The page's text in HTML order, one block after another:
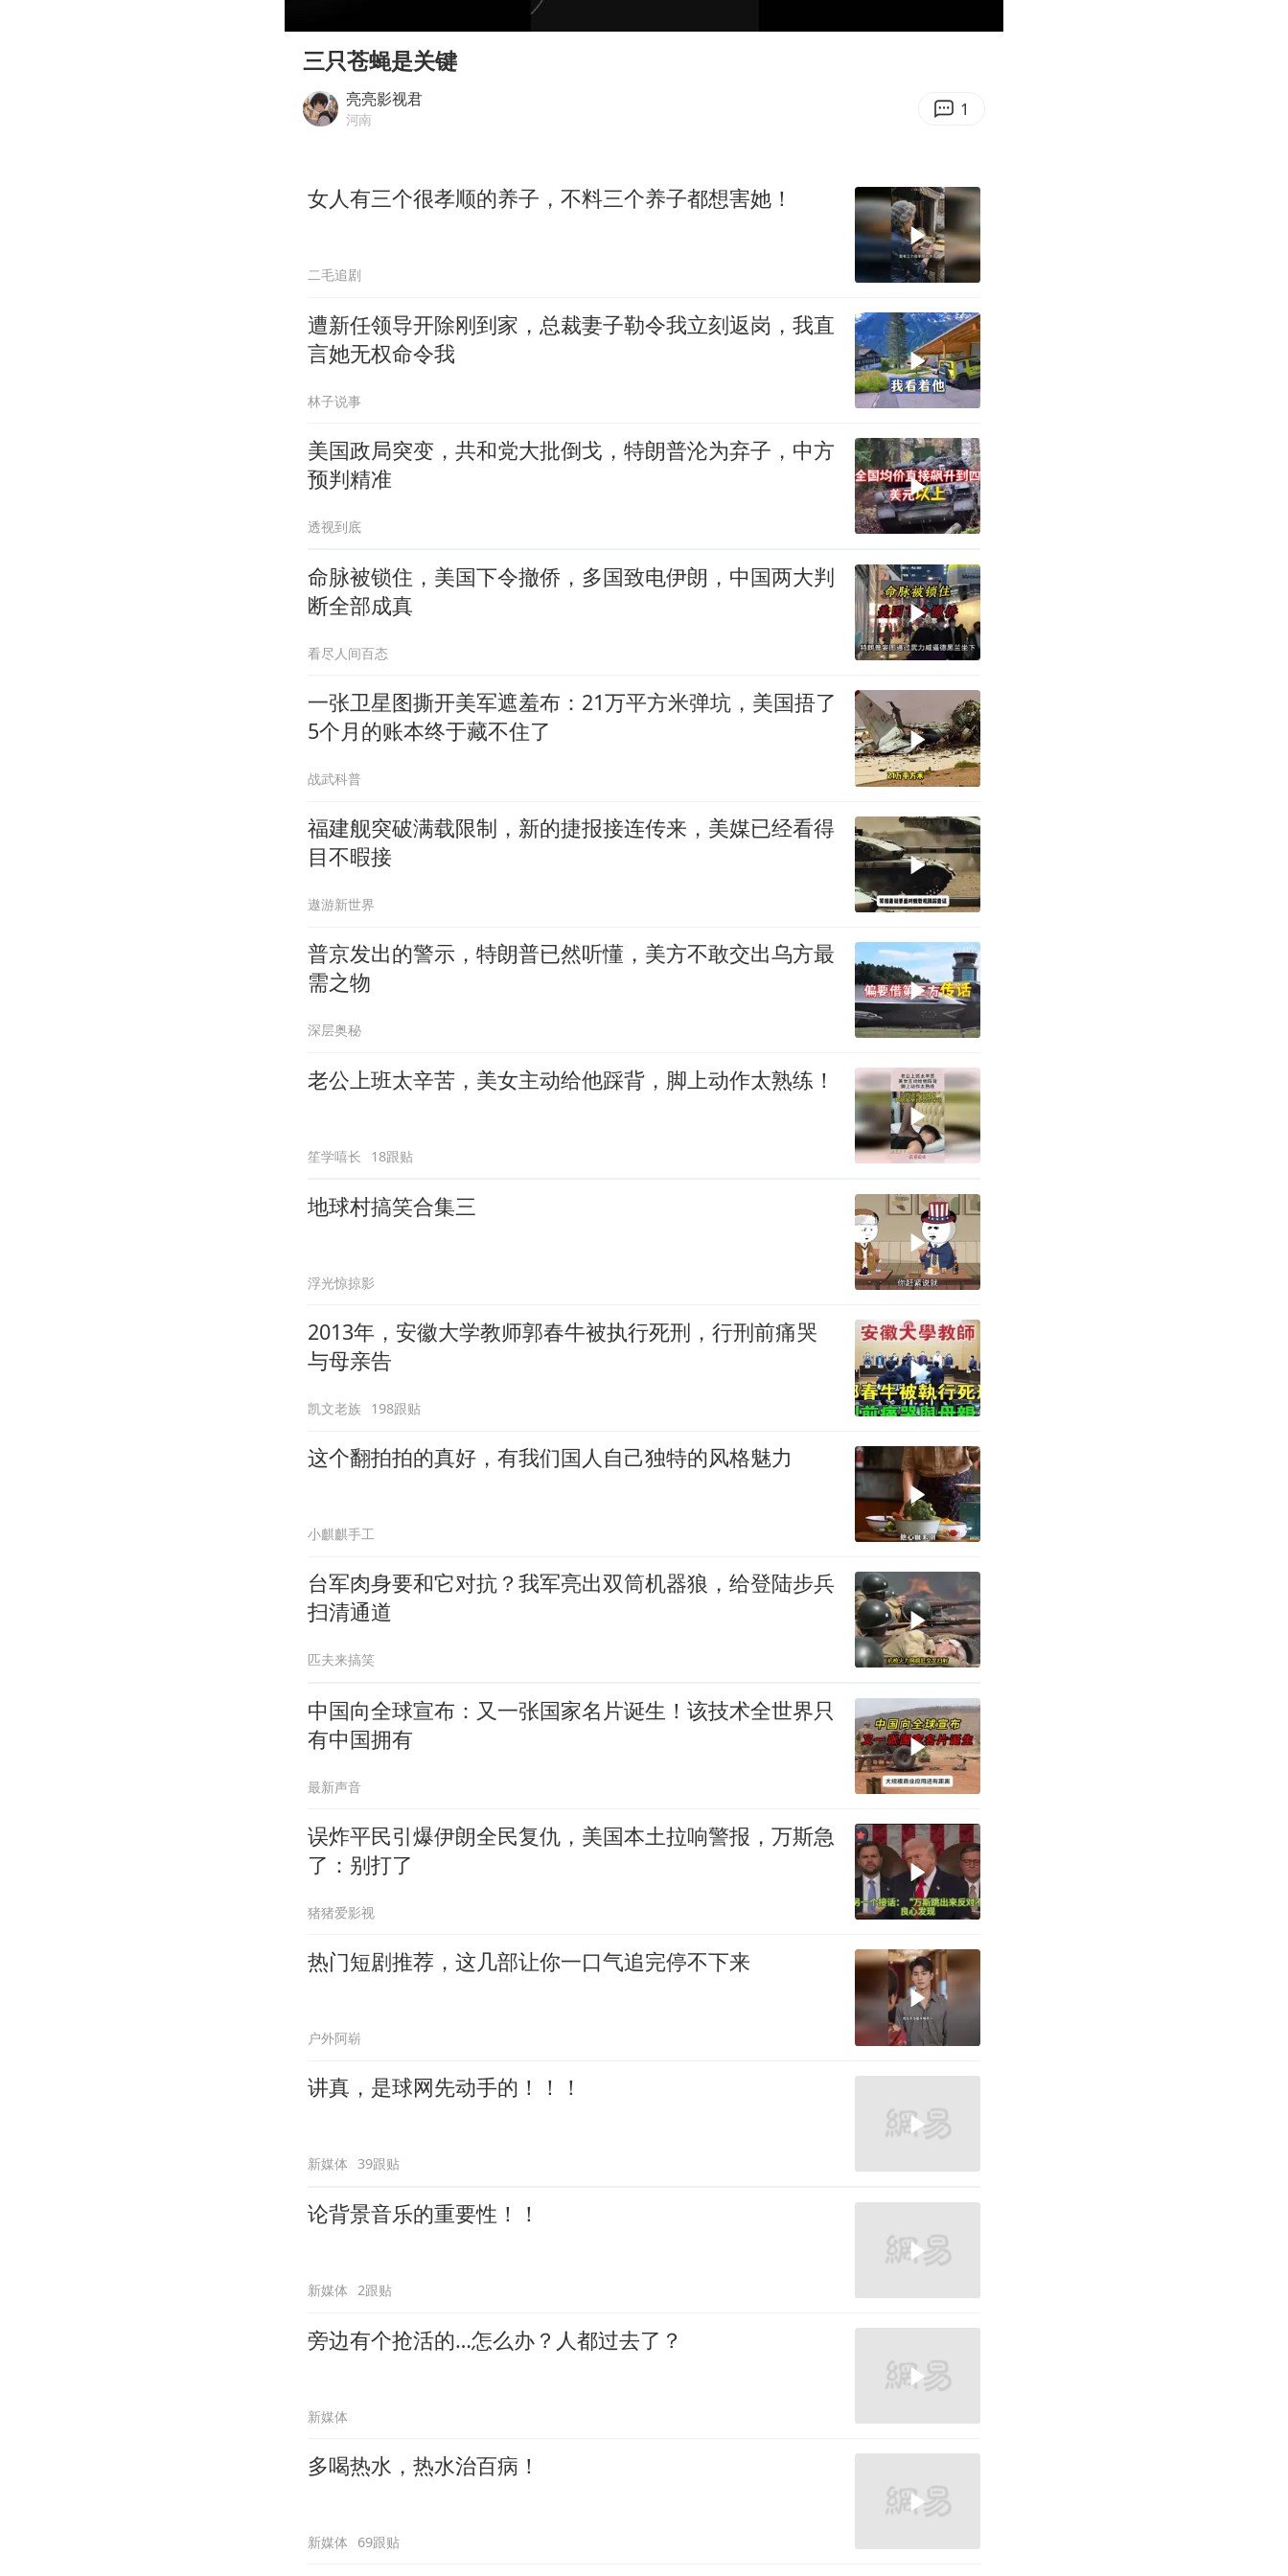
女子利用漏洞0元买了3千台电器
知识产权强国建设驶入“快车道”
新华社权威快报|我国编制完成新版全月地质图
三只苍蝇是关键
亮亮影视君
河南 1
女人有三个很孝顺的养子，不料三个养子都想害她！
二毛追剧
遭新任领导开除刚到家，总裁妻子勒令我立刻返岗，我直
言她无权命令我
林子说事
美国政局突变，共和党大批倒戈，特朗普沦为弃子，中方
预判精准
透视到底
命脉被锁住，美国下令撤侨，多国致电伊朗，中国两大判
断全部成真
看尽人间百态
一张卫星图撕开美军遮羞布：21万平方米弹坑，美国捂了
5个月的账本终于藏不住了
战武科普
福建舰突破满载限制，新的捷报接连传来，美媒已经看得
目不暇接
遨游新世界
普京发出的警示，特朗普已然听懂，美方不敢交出乌方最
需之物
深层奥秘
老公上班太辛苦，美女主动给他踩背，脚上动作太熟练！
笙学嘻长 18跟贴
地球村搞笑合集三
浮光惊掠影
2013年，安徽大学教师郭春牛被执行死刑，行刑前痛哭
与母亲告
凯文老族 198跟贴
这个翻拍拍的真好，有我们国人自己独特的风格魅力
小麒麒手工
台军肉身要和它对抗？我军亮出双筒机器狼，给登陆步兵
扫清通道
匹夫来搞笑
中国向全球宣布：又一张国家名片诞生！该技术全世界只
有中国拥有
最新声音
误炸平民引爆伊朗全民复仇，美国本土拉响警报，万斯急
了：别打了
猪猪爱影视
热门短剧推荐，这几部让你一口气追完停不下来
户外阿崭
讲真，是球网先动手的！！！
新媒体 39跟贴
论背景音乐的重要性！！
新媒体 2跟贴
旁边有个抢活的…怎么办？人都过去了？
新媒体
多喝热水，热水治百病！
新媒体 69跟贴